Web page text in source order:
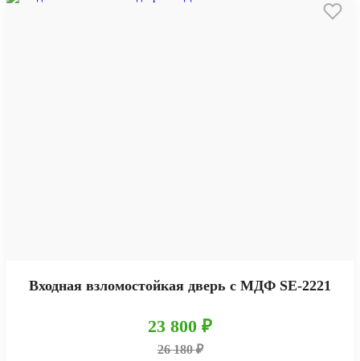
Входная взломостойкая дверь с МДФ SE-2221
23 800 ₽
26 180 ₽